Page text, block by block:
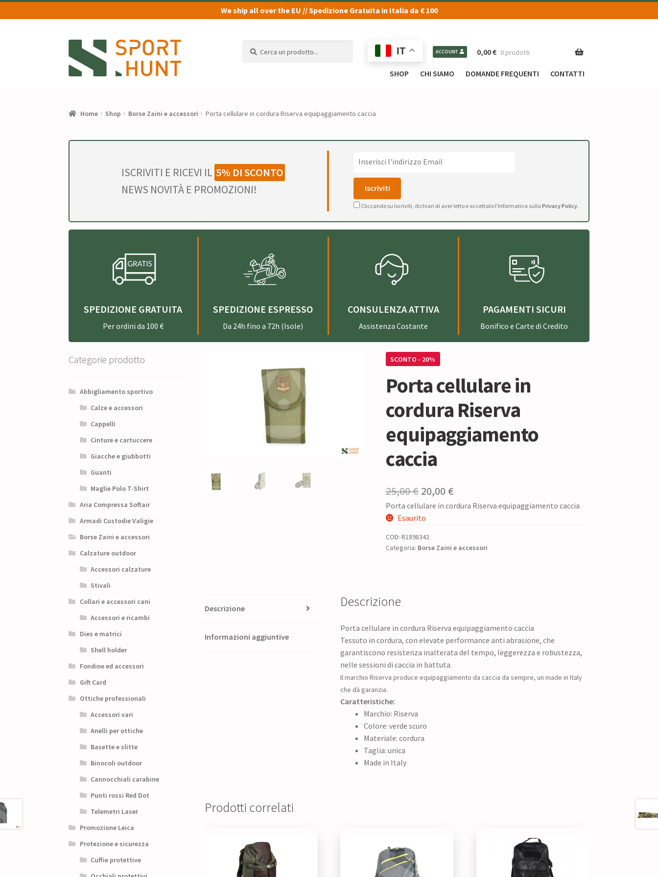
We ship all over the EU // Spedizione Gratuita in Italia da € 100
alla
navigazione
al
contenuto
IT ACCOUNT 0,00€ 0 prodotti
SHOP CHI SIAMO DOMANDE FREQUENTI CONTATTI
Home Shop Borse Zaini e accessori Porta cellulare in cordura Riserva equipaggiamento caccia
ISCRIVITI E RICEVI IL 5% DI SCONTO
NEWS NOVITÀ E PROMOZIONI!
Cliccando su Iscriviti, dichiari di aver letto e accettato l'Informativa sulla Privacy Policy.
SPEDIZIONE GRATUITA
Per ordini da 100 €
SPEDIZIONE ESPRESSO
Da 24h fino a 72h (Isole)
CONSULENZA ATTIVA
Assistenza Costante
PAGAMENTI SICURI
Bonifico e Carte di Credito
SCONTO - 20%
Porta cellulare in
cordura Riserva
equipaggiamento
caccia
25,00€ Il
prezzo
era:
20,00 €Il
prezzo
è:
Porta cellulare in cordura Riserva equipaggiamento caccia
Esaurito
COD: R1898342
Categoria: Borse Zaini e accessori
Descrizione
Informazioni aggiuntive
Descrizione
Porta cellulare in cordura Riserva equipaggiamento caccia
Tessuto in cordura, con elevate performance anti abrasione, che
garantiscono resistenza inalterata del tempo, leggerezza e robustezza,
nelle sessioni di caccia in battuta.
Il marchio Riserva produce equipaggiamento da caccia da sempre, un made in Italy
che dà garanzia.
Caratteristiche:
Marchio: Riserva
Colore: verde scuro
Materiale: cordura
Taglia: unica
Made in Italy
Prodotti correlati
Categorie prodotto
Abbigliamento sportivo
Calze e accessori
Cappelli
Cinture e cartuccere
Giacche e giubbotti
Guanti
Maglie Polo T-Shirt
Aria Compressa Softair
Armadi Custodie Valigie
Borse Zaini e accessori
Calzature outdoor
Accessori calzature
Stivali
Collari e accessori cani
Accessori e ricambi
Dies e matrici
Shell holder
Fondine ed accessori
Gift Card
Ottiche professionali
Accessori vari
Anelli per ottiche
Basette e slitte
Binocoli outdoor
Cannocchiali carabine
Punti rossi Red Dot
Telemetri Laser
Promozione Leica
Protezione e sicurezza
Cuffie protettive